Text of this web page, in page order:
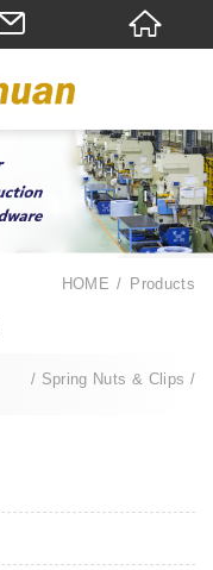
HOME Products
Spring Nuts & Clips